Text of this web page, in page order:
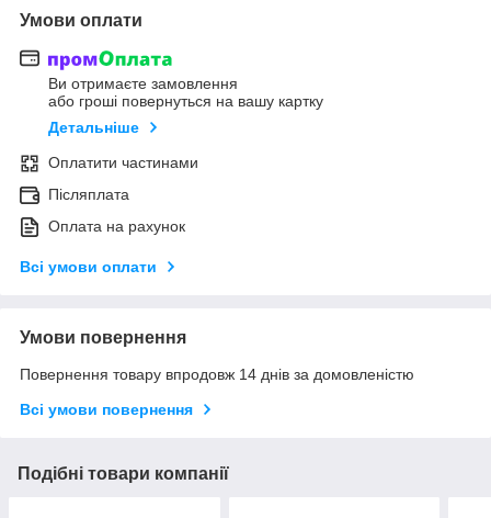
Умови оплати
Ви отримаєте замовлення
або гроші повернуться на вашу картку
Детальніше
Оплатити частинами
Післяплата
Оплата на рахунок
Всі умови оплати
Умови повернення
Повернення товару впродовж 14 днів за домовленістю
Всі умови повернення
Подібні товари компанії